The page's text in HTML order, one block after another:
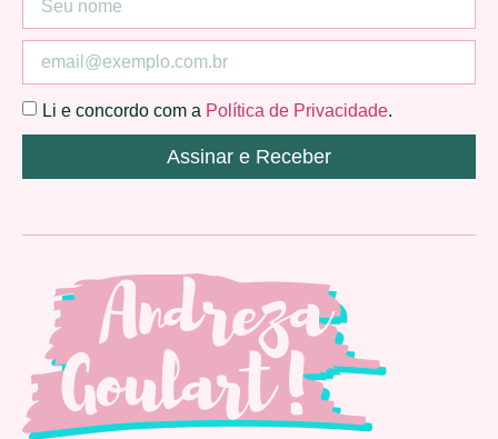
Li e concordo com a Política de Privacidade.
Assinar e Receber